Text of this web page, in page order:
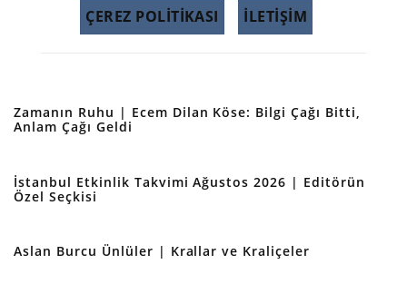
ÇEREZ POLITIKASI İLETİŞİM
Zamanın Ruhu | Ecem Dilan Köse: Bilgi Çağı Bitti,
Anlam Çağı Geldi
İstanbul Etkinlik Takvimi Ağustos 2026 | Editörün
Özel Seçkisi
Aslan Burcu Ünlüler | Krallar ve Kraliçeler